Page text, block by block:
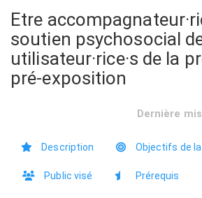
Etre
soutien psychosocial
utilisateur·rice·s de la
pré-exposition
Dernière
Description Objectifs de
Public visé Prérequis